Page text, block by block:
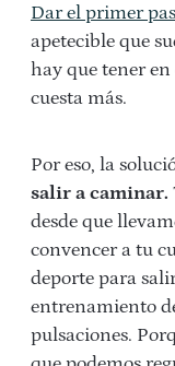
Dar el primer
apetecible que
hay que tener
cuesta más.
Por eso, la
salir a caminar.
desde que
convencer a tu
deporte para
entrenamiento
pulsaciones.